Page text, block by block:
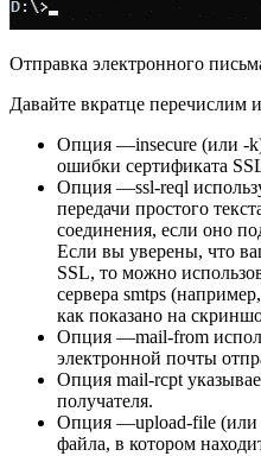
Отправка электронного
Давайте вкратце перечислим
Опция —insecure (или -k)
ошибки сертификата
Опция —ssl-reql
передачи простого
соединения, если оно
Если вы уверены, что
SSL, то можно
сервера smtps
как показано на
Опция —mail-from
электронной почты
Опция mail-rcpt
получателя.
Опция —upload-file (или -
файла, в котором